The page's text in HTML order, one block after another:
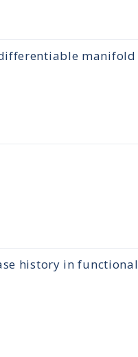
manifold
history in functional